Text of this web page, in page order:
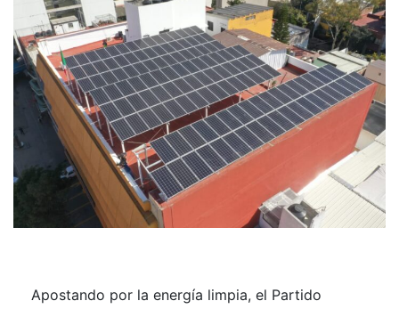
Apostando por la energía limpia, el Partido